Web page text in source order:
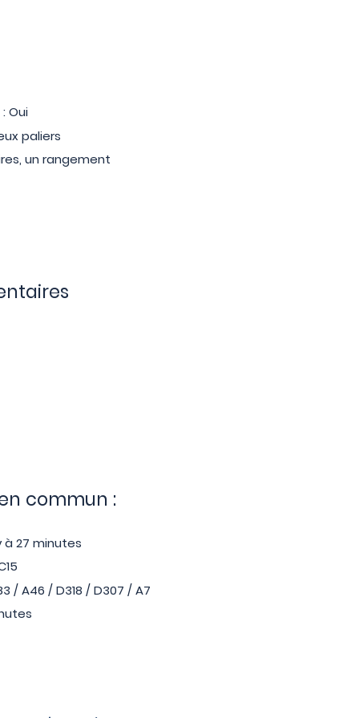
Oui
paliers
un rangement
commun :
à 27 minutes
/ A46 / D318 / D307 / A7